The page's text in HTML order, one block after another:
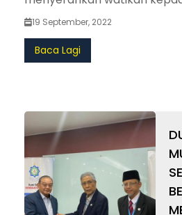
Agama Islam Selangor
Tetap Hakim Mahkamah
Mahkamah Tinggi Syariah,
seramai 19 orang penerima
istiadat di sini. Kesemua
selaras dengan Enakmen
Islam (Negeri Selangor) 2003
Bagi pelantikan Setiausaha
19 September, 2022
Baca Lagi